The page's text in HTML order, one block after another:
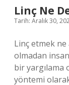
Linç Ne
Tarih: Aralık 30,
Linç etmek ne
olmadan
bir yargılama
yöntemi